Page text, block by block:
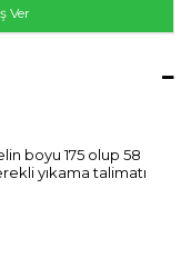
Ver
boyu 175 olup 58
yıkama talimatı